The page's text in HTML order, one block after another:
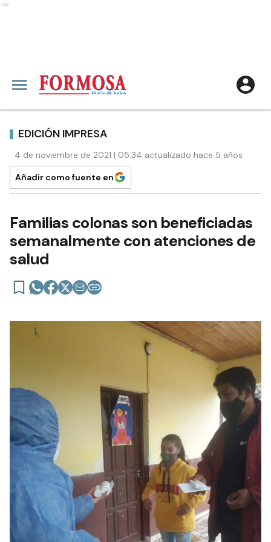
Ads
EDICIÓN IMPRESA
4 de noviembre de 2021 | 05:34 actualizado hace 5 años
Añadir como fuente en
Familias colonas son beneficiadas
semanalmente con atenciones de
salud